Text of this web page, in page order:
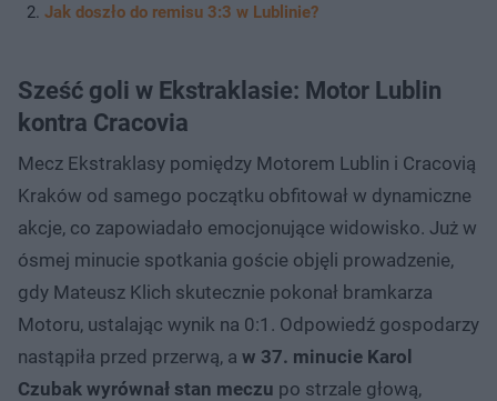
Jak doszło do remisu 3:3 w Lublinie?
Sześć goli w Ekstraklasie: Motor Lublin
kontra Cracovia
Mecz Ekstraklasy pomiędzy Motorem Lublin i Cracovią
Kraków od samego początku obfitował w dynamiczne
akcje, co zapowiadało emocjonujące widowisko. Już w
ósmej minucie spotkania goście objęli prowadzenie,
gdy Mateusz Klich skutecznie pokonał bramkarza
Motoru, ustalając wynik na 0:1. Odpowiedź gospodarzy
nastąpiła przed przerwą, a w 37. minucie Karol
Czubak wyrównał stan meczu po strzale głową,